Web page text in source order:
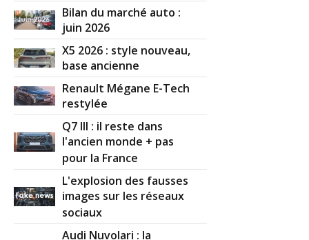
Bilan du marché auto :
juin 2026
X5 2026 : style nouveau,
base ancienne
Renault Mégane E-Tech
restylée
Q7 III : il reste dans
l'ancien monde + pas
pour la France
L'explosion des fausses
images sur les réseaux
sociaux
Audi Nuvolari : la